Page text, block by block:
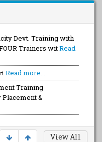
Devt. Training with
Trainers witRead
Read more...
Training
&
View All